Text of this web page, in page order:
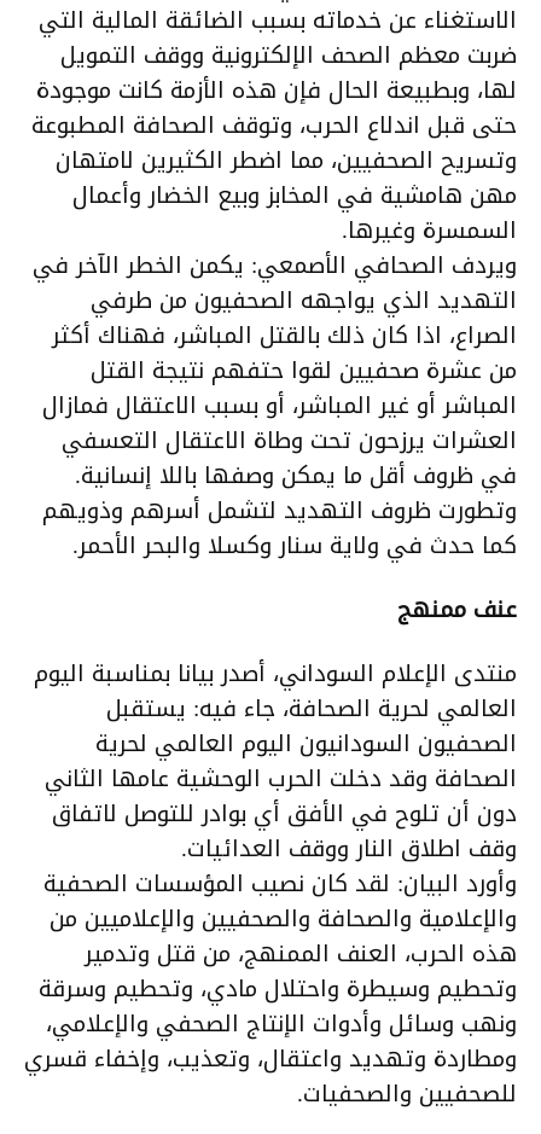
الاستغناء عن خدماته بسبب الضائقة المالية التي
ضربت معظم الصحف الإلكترونية ووقف التمويل
لها، وبطبيعة الحال فإن هذه الأزمة كانت موجودة
حتى قبل اندلاع الحرب، وتوقف الصحافة المطبوعة
وتسريح الصحفيين، مما اضطر الكثيرين لامتهان
مهن هامشية في المخابز وبيع الخضار وأعمال
السمسرة وغيرها.
ويردف الصحافي الأصمعي: يكمن الخطر الآخر في
التهديد الذي يواجهه الصحفيون من طرفي
الصراع، اذا كان ذلك بالقتل المباشر، فهناك أكثر
من عشرة صحفيين لقوا حتفهم نتيجة القتل
المباشر أو غير المباشر، أو بسبب الاعتقال فمازال
العشرات يرزحون تحت وطاة الاعتقال التعسفي
في ظروف أقل ما يمكن وصفها باللا إنسانية.
وتطورت ظروف التهديد لتشمل أسرهم وذويهم
كما حدث في ولاية سنار وكسلا والبحر الأحمر.
عنف ممنهج
منتدى الإعلام السوداني، أصدر بيانا بمناسبة اليوم
العالمي لحرية الصحافة، جاء فيه: يستقبل
الصحفيون السودانيون اليوم العالمي لحرية
الصحافة وقد دخلت الحرب الوحشية عامها الثاني
دون أن تلوح في الأفق أي بوادر للتوصل لاتفاق
وقف اطلاق النار ووقف العدائيات.
وأورد البيان: لقد كان نصيب المؤسسات الصحفية
والإعلامية والصحافة والصحفيين والإعلاميين من
هذه الحرب، العنف الممنهج، من قتل وتدمير
وتحطيم وسيطرة واحتلال مادي، وتحطيم وسرقة
ونهب وسائل وأدوات الإنتاج الصحفي والإعلامي،
ومطاردة وتهديد واعتقال، وتعذيب، وإخفاء قسري
للصحفيين والصحفيات.